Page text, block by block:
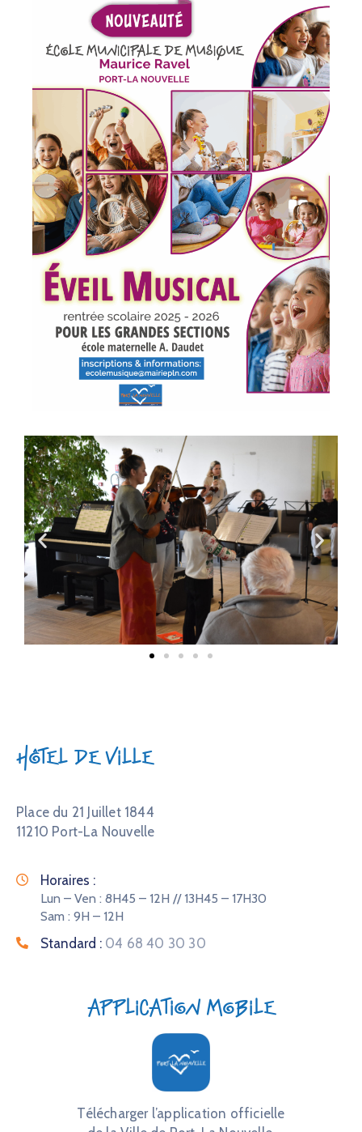
Hôtel de Ville
Place du 21 Juillet 1844
11210 Port-La Nouvelle
Horaires :
Lun – Ven : 8H45 – 12H // 13H45 – 17H30
Sam : 9H – 12H
Standard : 04 68 40 30 30
Application mobile
Télécharger l’application officielle